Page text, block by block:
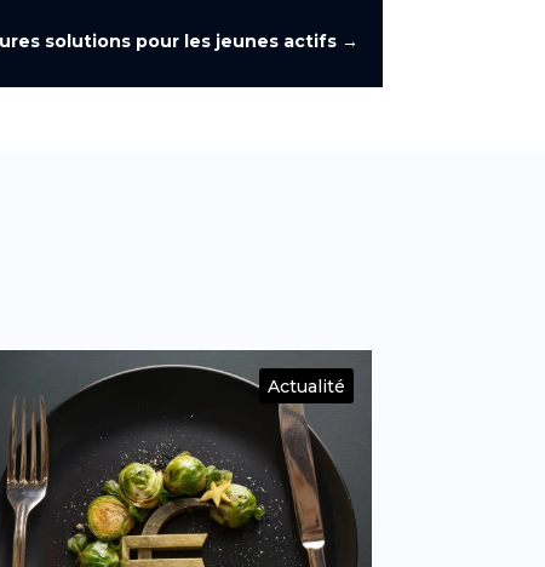
solutions pour les jeunes actifs→
Actualité